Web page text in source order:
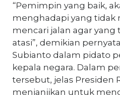
“Pemimpin yang baik,
menghadapi yang tidak
mencari jalan agar yang
atasi”, demikian
Subianto dalam pidato
kepala negara. Dalam
tersebut, jelas Presiden
menjanjikan untuk